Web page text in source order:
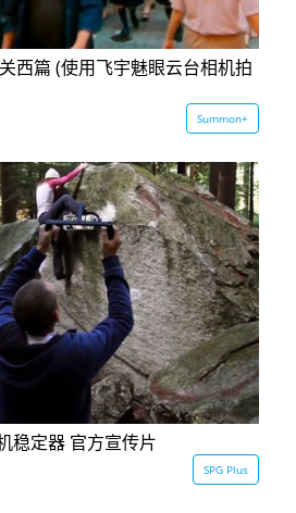
西篇 (使用飞宇魅眼云台相机拍
Summon+
稳定器 官方宣传片
SPG Plus